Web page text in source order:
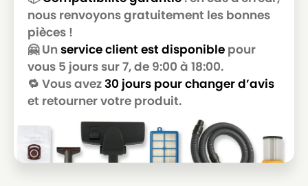
GOBLIN
GOBLIN SAFARI
GOBLIN
GOBLIN
GOBLIN SUPER 22
GOBLIN
GOBLIN SYNCHRO 22
GOBLIN
GOBLIN TYP 7402 B
nous renvoyons gratuitement les bonnes
pièces !
🤗 Un service client est disponible pour
vous 5 jours sur 7, de 9:00 à 18:00.
🔁 Vous avez30 jours pour changer d’avis
et retourner votre produit.